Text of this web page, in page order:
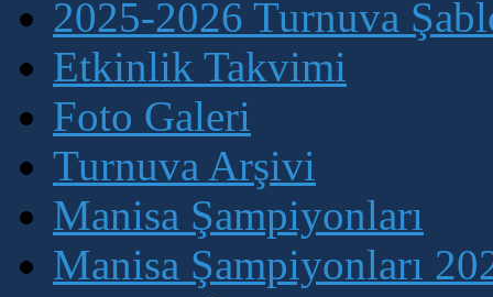
2025-2026 Turnuva
Etkinlik Takvimi
Foto Galeri
Turnuva Arşivi
Manisa Şampiyonları
Manisa Şampiyonları